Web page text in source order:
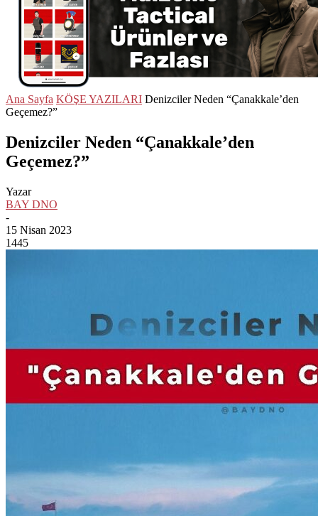
Ana Sayfa KÖŞE YAZILARI Denizciler Neden “Çanakkale’den
Geçemez?”
Denizciler Neden “Çanakkale’den
Geçemez?”
Yazar
BAY DNO
-
15 Nisan 2023
1445